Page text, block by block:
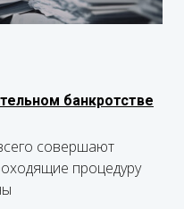
банкротстве
совершают
процедуру